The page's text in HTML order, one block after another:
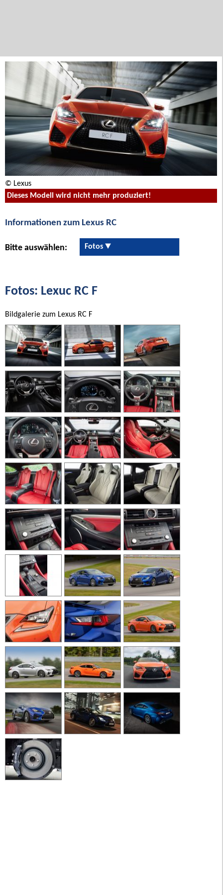
© Lexus
Dieses Modell wird nicht mehr produziert!
Informationen zum Lexus RC
Bitte auswählen: Fotos
Fotos: Lexuc RC F
Bildgalerie zum Lexus RC F